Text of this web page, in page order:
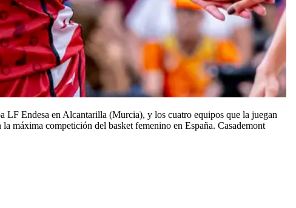
LF Endesa en Alcantarilla (Murcia), y los cuatro equipos que la juegan
máxima competición del basket femenino en España. Casademont